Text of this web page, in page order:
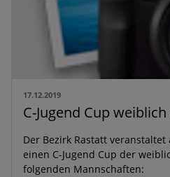
17.12.2019
Der Bezirk Rastatt
einen C-Jugend Cup der
folgenden Mannschaften: